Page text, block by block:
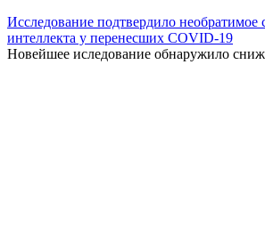
Исследование подтвердило необратимое
интеллекта у перенесших COVID-19
Новейшее иследование обнаружило